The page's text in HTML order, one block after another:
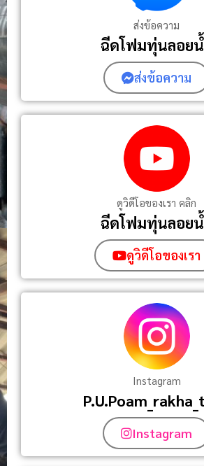
ส่งข้อความ
ฉีดโฟมทุ่นลอย
ส่งข้อความ
ดูวิดีโอของเรา คลิก
ฉีดโฟมทุ่นลอย
ดูวิดีโอของเรา
Instagram
Instagram